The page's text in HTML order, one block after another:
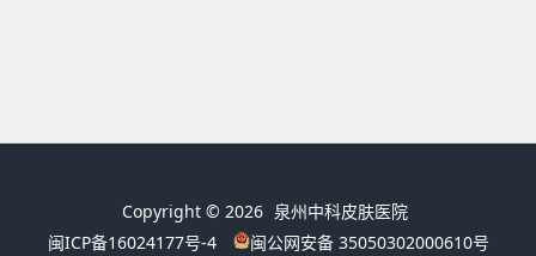
Copyright © 2026 泉州中科皮肤医院
闽ICP备16024177号-4
闽公网安备 35050302000610号